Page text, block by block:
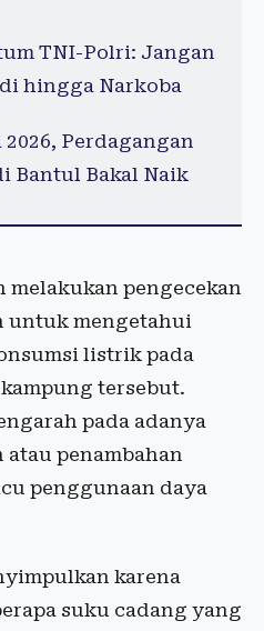
TNI-Polri: Jangan
hingga Narkoba
Perdagangan
Bantul Bakal Naik
melakukan pengecekan
untuk mengetahui
listrik pada
tersebut.
pada adanya
penambahan
penggunaan daya
karena
suku cadang yang